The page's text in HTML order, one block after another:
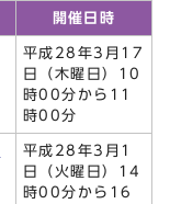
開催日時
平成28年3月17
日（木曜日）10
時00分から11
時00分
平成28年3月1
日（火曜日）14
時00分から16